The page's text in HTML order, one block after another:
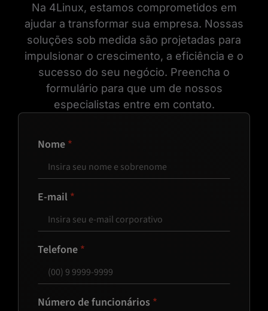
Na 4Linux, estamos comprometidos em
ajudar a transformar sua empresa. Nossas
soluções sob medida são projetadas para
impulsionar o crescimento, a eficiência e o
sucesso do seu negócio. Preencha o
formulário para que um de nossos
especialistas entre em contato.
Nome
E-mail
Telefone
Número de funcionários